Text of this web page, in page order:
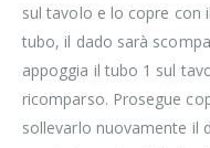
sul tavolo e lo copre con
tubo, il dado sarà
appoggia il tubo 1 sul
ricomparso. Prosegue
sollevarlo nuovamente il